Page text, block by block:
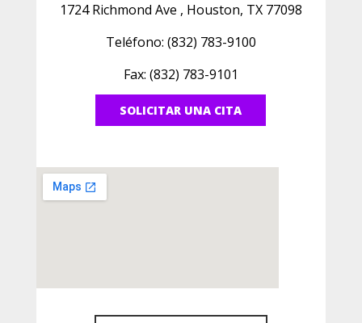
1724 Richmond Ave , Houston, TX 77098
Teléfono: (832) 783-9100
Fax: (832) 783-9101
SOLICITAR UNA CITA